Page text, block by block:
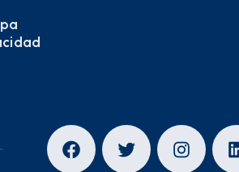
Facebook
Twitter